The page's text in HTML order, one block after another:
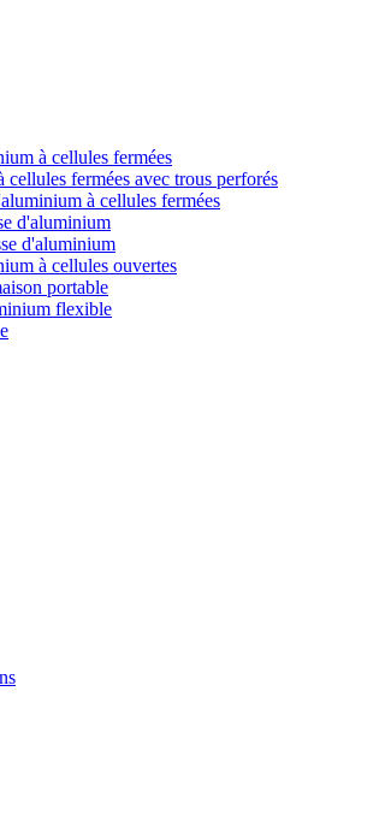
à cellules fermées
fermées avec trous perforés
à cellules fermées
d'aluminium
d'aluminium
à cellules ouvertes
portable
flexible